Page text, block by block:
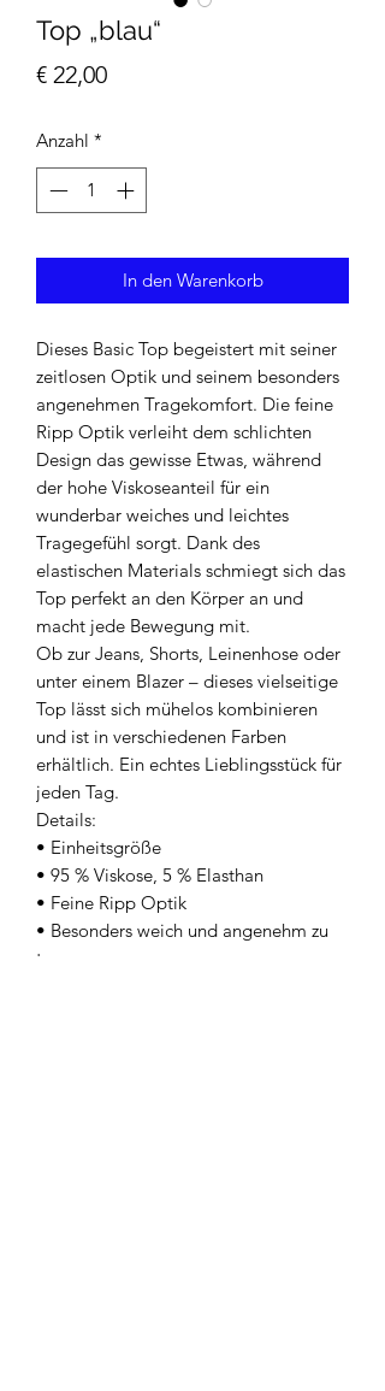
Top „blau“
€ 22,00Preis
Anzahl *
In den Warenkorb
Dieses Basic Top begeistert mit seiner
zeitlosen Optik und seinem besonders
angenehmen Tragekomfort. Die feine
Ripp Optik verleiht dem schlichten
Design das gewisse Etwas, während
der hohe Viskoseanteil für ein
wunderbar weiches und leichtes
Tragegefühl sorgt. Dank des
elastischen Materials schmiegt sich das
Top perfekt an den Körper an und
macht jede Bewegung mit.
Ob zur Jeans, Shorts, Leinenhose oder
unter einem Blazer – dieses vielseitige
Top lässt sich mühelos kombinieren
und ist in verschiedenen Farben
erhältlich. Ein echtes Lieblingsstück für
jeden Tag.
Details:
• Einheitsgröße
• 95 % Viskose, 5 % Elasthan
• Feine Ripp Optik
• Besonders weich und angenehm zu
tragen